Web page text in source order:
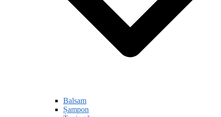
Balsam
Șampon